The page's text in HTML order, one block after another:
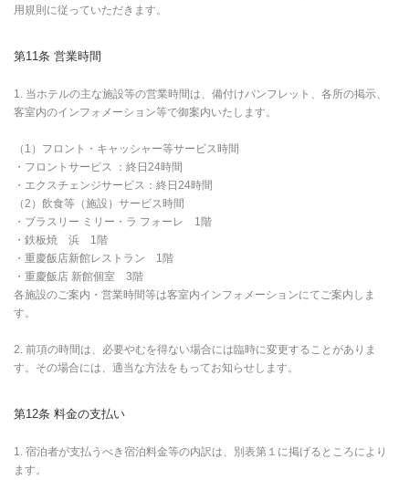
用規則に従っていただきます。
第11条 営業時間
1. 当ホテルの主な施設等の営業時間は、備付けパンフレット、各所の掲示、
客室内のインフォメーション等で御案内いたします。
（1）フロント・キャッシャー等サービス時間
・フロントサービス ：終日24時間
・エクスチェンジサービス：終日24時間
（2）飲食等（施設）サービス時間
・ブラスリー ミリー・ラ フォーレ 1階
・鉄板焼 浜 1階
・重慶飯店新館レストラン 1階
・重慶飯店 新館個室 3階
各施設のご案内・営業時間等は客室内インフォメーションにてご案内しま
す。
2. 前項の時間は、必要やむを得ない場合には臨時に変更することがありま
す。その場合には、適当な方法をもってお知らせします。
第12条 料金の支払い
1. 宿泊者が支払うべき宿泊料金等の内訳は、別表第１に掲げるところにより
ます。